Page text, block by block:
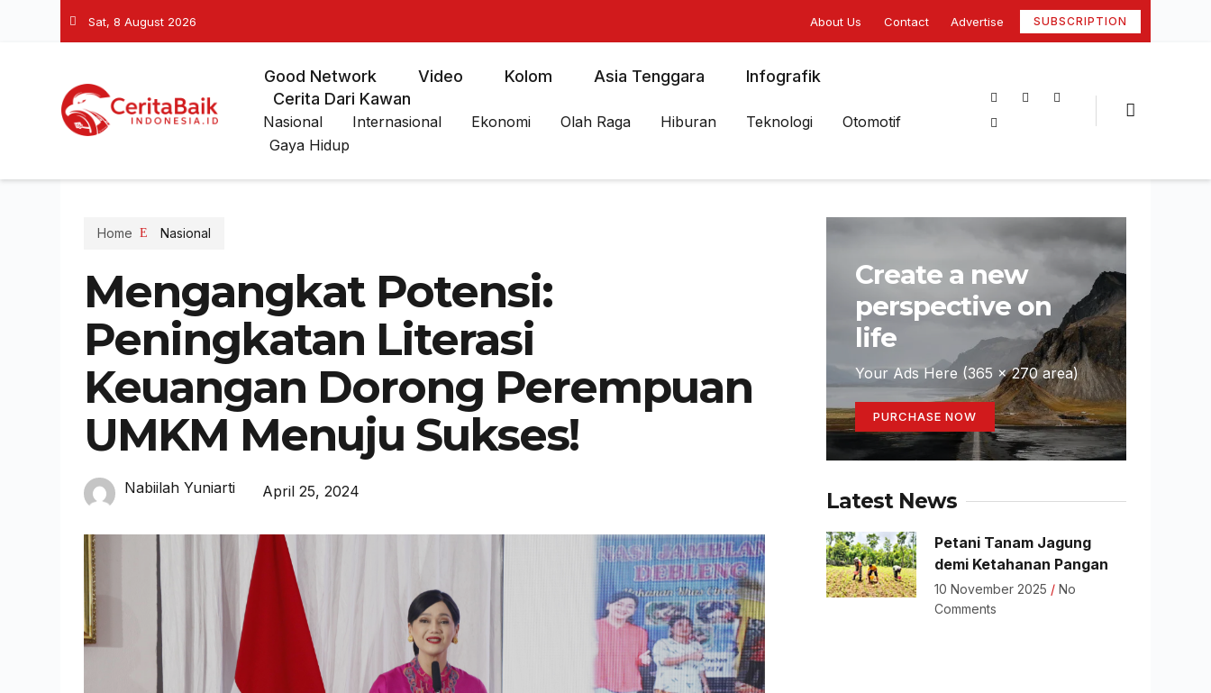
Sat, 8 August 2026 About Us Contact Advertise SUBSCRIPTION
Good Network Video Kolom Asia Tenggara
Infografik
Cerita Dari Kawan
Nasional Internasional Ekonomi Olah Raga Hiburan Teknologi
Otomotif
Gaya Hidup
Home Nasional
Mengangkat Potensi:
Peningkatan Literasi
Keuangan Dorong Perempuan
UMKM Menuju Sukses!
Nabiilah Yuniarti April 25, 2024
Create a new
perspective on
life
Your Ads Here (365 x 270 area)
PURCHASE NOW
Latest News
Petani Tanam Jagung
demi Ketahanan Pangan
10 November 2025
No
Comments